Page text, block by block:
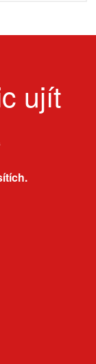
ujít